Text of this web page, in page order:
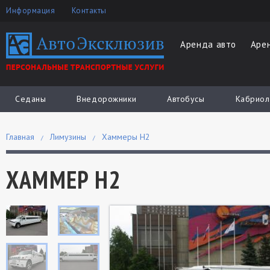
Информация Контакты
Аренда авто
Седаны Внедорожники Автобусы
Главная Лимузины Хаммеры H2
ХАММЕР Н2